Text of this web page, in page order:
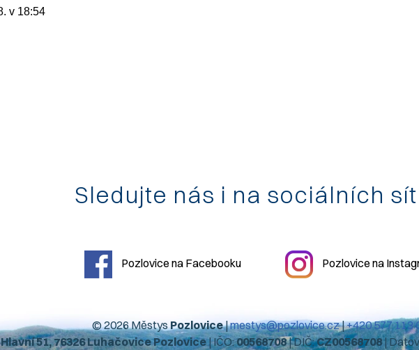
Sledujte nás i na sociálních
Pozlovice na Facebooku Pozlovice na
© 2026 MěstysPozlovice|mestys@pozlovice.cz|+420 577 113
Hlavní 51, 76326 Luhačovice Pozlovice| IČO:00568708| DIČ:CZ00568708|